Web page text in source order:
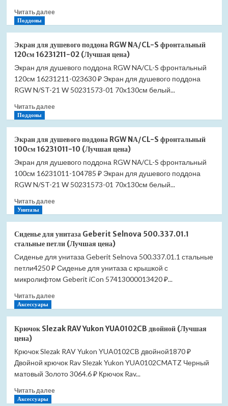
Читать далееПрочитать
для
душевого
поддона
RGW
NА/CL-
фронтальный
16230911-
(Лучшая
Поддоны
Экран для душевого поддона RGW NА/CL-S фронтальный
120см 16231211-02 (Лучшая цена)
Экран для душевого поддона RGW NА/CL-S фронтальный
120см 16231211-023630 ₽ Экран для душевого поддона
RGW N/ST-21 W 50231573-01 70x130см белый...
Читать далееПрочитать
для
душевого
поддона
RGW
NА/CL-
фронтальный
16231211-
(Лучшая
цена)
Поддоны
Экран для душевого поддона RGW NА/CL-S фронтальный
100см 16231011-10 (Лучшая цена)
Экран для душевого поддона RGW NА/CL-S фронтальный
100см 16231011-104785 ₽ Экран для душевого поддона
RGW N/ST-21 W 50231573-01 70x130см белый...
Читать далееПрочитать
для
душевого
поддона
RGW
NА/CL-
фронтальный
16231011-
10
Унитазы
Сиденье для унитаза Geberit Selnova 500.337.01.1
стальные петли (Лучшая цена)
Сиденье для унитаза Geberit Selnova 500.337.01.1 стальные
петли4250 ₽ Сиденье для унитаза с крышкой с
микролифтом Geberit iCon 57413000013420 ₽...
Читать далееПрочитать
Сиденье
для
Geberit
Selnova
500.337.01.1
петли
Аксессуары
Крючок Slezak RAV Yukon YUA0102CB двойной (Лучшая
цена)
Крючок Slezak RAV Yukon YUA0102CB двойной1870 ₽
Двойной крючок Rav Slezak Yukon YUA0102CMATZ Черный
матовый Золото 3064.6 ₽ Крючок Rav...
Читать далееПрочитать
Аксессуары